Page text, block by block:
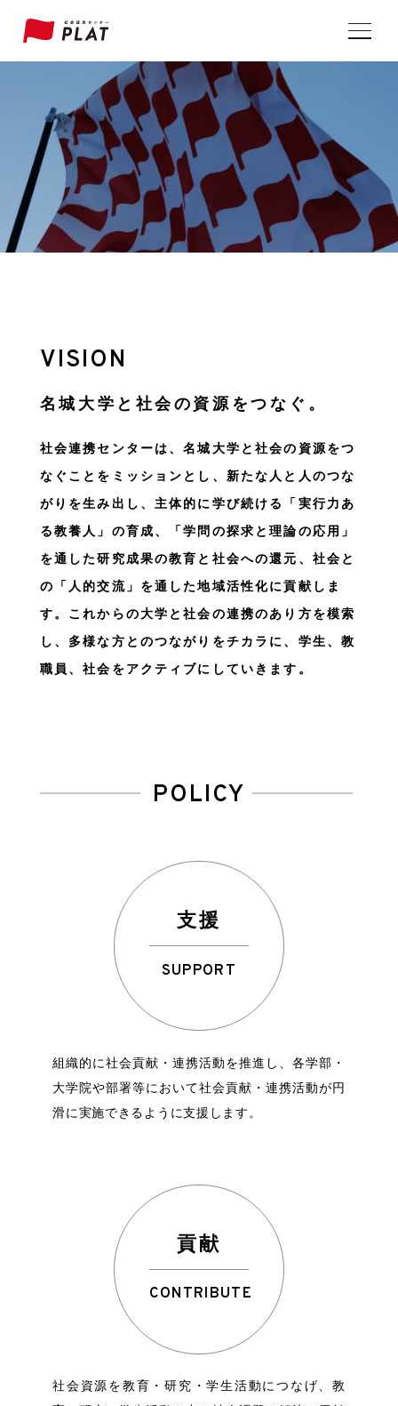
VISION
名城大学と社会の資源をつなぐ。
社会連携センターは、名城大学と社会の資源をつ
なぐことをミッションとし、新たな人と人のつな
がりを生み出し、主体的に学び続ける「実行力あ
る教養人」の育成、「学問の探求と理論の応用」
を通した研究成果の教育と社会への還元、社会と
の「人的交流」を通した地域活性化に貢献しま
す。これからの大学と社会の連携のあり方を模索
し、多様な方とのつながりをチカラに、学生、教
職員、社会をアクティブにしていきます。
POLICY
支援
SUPPORT
組織的に社会貢献・連携活動を推進し、各学部・
大学院や部署等において社会貢献・連携活動が円
滑に実施できるように支援します。
貢献
CONTRIBUTE
社会資源を教育・研究・学生活動につなげ、教